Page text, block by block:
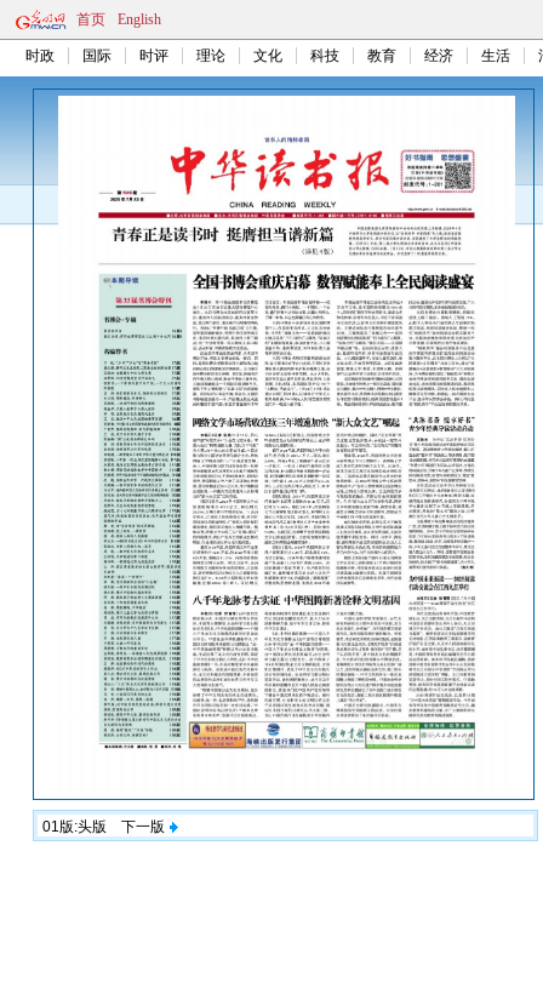
首页 English
时政 国际 时评 理论 文化 科技 教育 经济 生活
01版:头版下一版